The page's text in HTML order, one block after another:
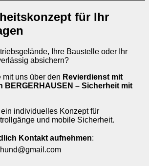
für Ihr
Ihre Baustelle oder Ihr
absichern?
mit uns über den Revierdienst mit
BERGERHAUSEN – Sicherheit mit
individuelles Konzept für
und mobile Sicherheit.
Kontakt aufnehmen: